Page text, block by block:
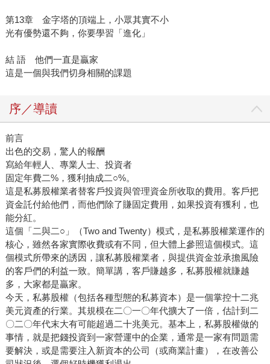
第13章 金字塔的頂端上，小眾其實不小
光有優勢還不夠，你要學習「進化」
結 語 他們一直是贏家
這是一個與我們切身相關的課題
序／導讀
前言
出色的交易，驚人的報酬
寫給年輕人、專業人士、投資者
固定年費二%，獲利抽成二○%。
這是私募股權業者替客戶投資與管理資金所收取的費用。客戶把
資金託付給他們，而他們除了賺固定費用，如果投資有獲利，也
能分紅。
這個「二與二○」（Two and Twenty）模式，是私募股權業運作的
核心，雖然各家實際收費或有不同，但大體上參照這個模式。這
個模式所帶來的誘因，讓私募股權業者，與提供資金並承擔風險
的客戶們的利益一致。簡單講，客戶賺越多，私募股權就賺越
多，大家都是贏家。
今天，私募股權（包括各種型態的私募資本）是一個掌控十二兆
美元資產的行業。其規模在二〇一〇年代擴大了一倍，估計到二
〇二〇年代末大有可能超過二十兆美元。基本上，私募股權做的
事情，就是把錢投資到一家營運中的企業，通常是一家有問題需
要解決，或是需要注入新資本的公司（或商業計畫），在改善公